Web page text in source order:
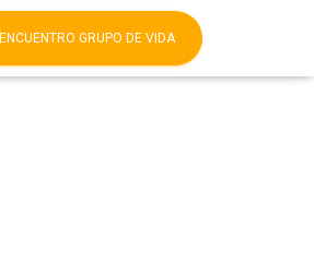
ENCUENTRO GRUPO DE VIDA